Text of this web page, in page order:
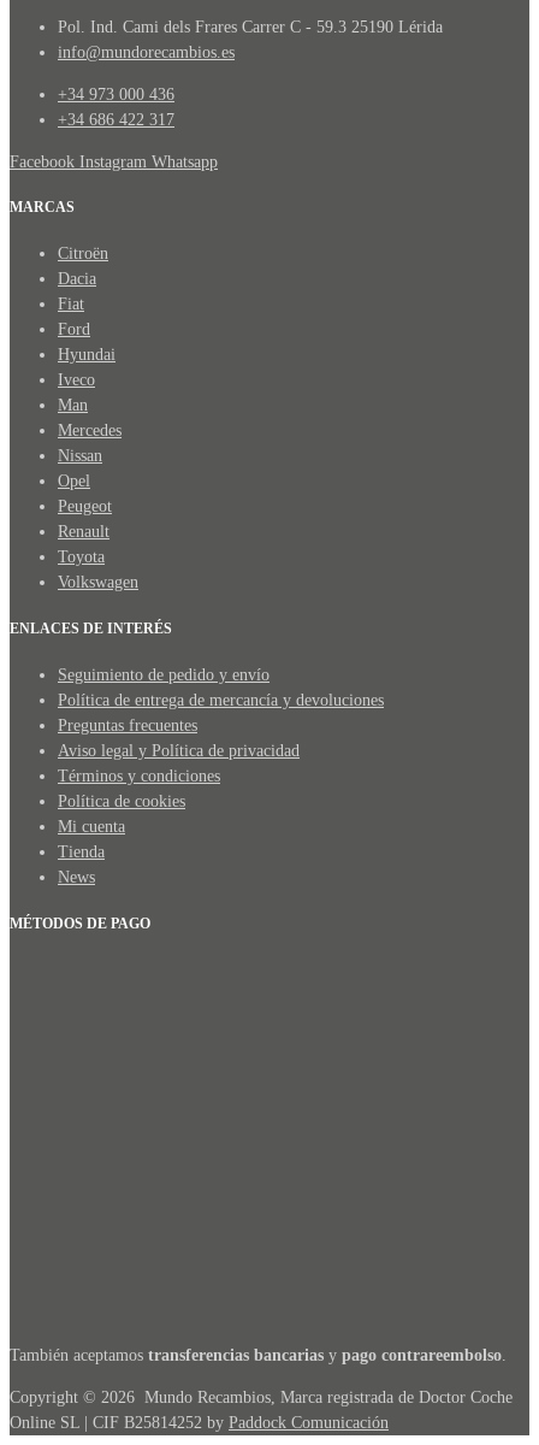
Pol. Ind. Cami dels Frares Carrer C - 59.3 25190 Lérida
info@mundorecambios.es
+34 973 000 436
+34 686 422 317
Facebook Instagram Whatsapp
MARCAS
Citroën
Dacia
Fiat
Ford
Hyundai
Iveco
Man
Mercedes
Nissan
Opel
Peugeot
Renault
Toyota
Volkswagen
ENLACES DE INTERÉS
Seguimiento de pedido y envío
Política de entrega de mercancía y devoluciones
Preguntas frecuentes
Aviso legal y Política de privacidad
Términos y condiciones
Política de cookies
Mi cuenta
Tienda
News
MÉTODOS DE PAGO
También aceptamos transferencias bancarias y pago contrareembolso.
Copyright © 2026 Mundo Recambios, Marca registrada de Doctor Coche
Online SL | CIF B25814252 by Paddock Comunicación